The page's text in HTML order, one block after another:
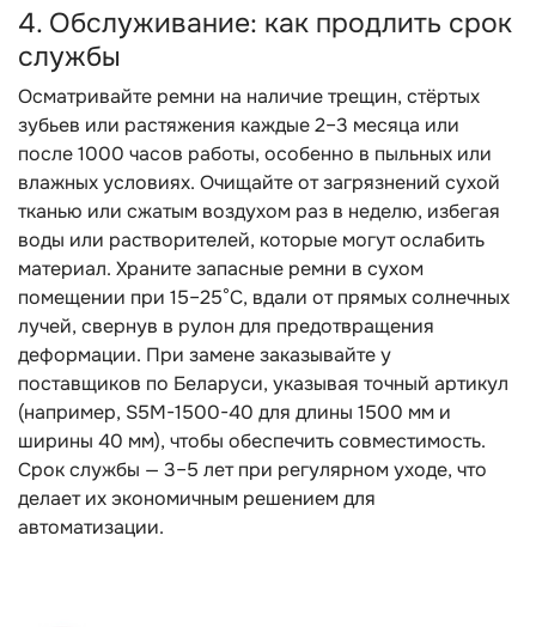
4. Обслуживание: как продлить срок
службы
Осматривайте ремни на наличие трещин, стёртых
зубьев или растяжения каждые 2–3 месяца или
после 1000 часов работы, особенно в пыльных или
влажных условиях. Очищайте от загрязнений сухой
тканью или сжатым воздухом раз в неделю, избегая
воды или растворителей, которые могут ослабить
материал. Храните запасные ремни в сухом
помещении при 15–25°C, вдали от прямых солнечных
лучей, свернув в рулон для предотвращения
деформации. При замене заказывайте у
поставщиков по Беларуси, указывая точный артикул
(например, S5M-1500-40 для длины 1500 мм и
ширины 40 мм), чтобы обеспечить совместимость.
Срок службы — 3–5 лет при регулярном уходе, что
делает их экономичным решением для
автоматизации.